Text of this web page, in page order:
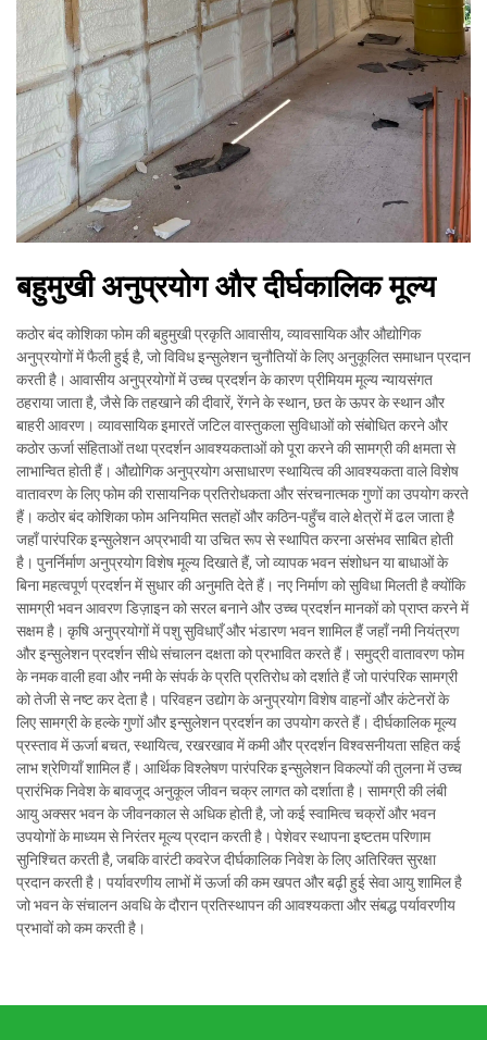
बहुमुखी अनुप्रयोग और दीर्घकालिक मूल्य
कठोर बंद कोशिका फोम की बहुमुखी प्रकृति आवासीय, व्यावसायिक और औद्योगिक
अनुप्रयोगों में फैली हुई है, जो विविध इन्सुलेशन चुनौतियों के लिए अनुकूलित समाधान प्रदान
करती है। आवासीय अनुप्रयोगों में उच्च प्रदर्शन के कारण प्रीमियम मूल्य न्यायसंगत
ठहराया जाता है, जैसे कि तहखाने की दीवारें, रेंगने के स्थान, छत के ऊपर के स्थान और
बाहरी आवरण। व्यावसायिक इमारतें जटिल वास्तुकला सुविधाओं को संबोधित करने और
कठोर ऊर्जा संहिताओं तथा प्रदर्शन आवश्यकताओं को पूरा करने की सामग्री की क्षमता से
लाभान्वित होती हैं। औद्योगिक अनुप्रयोग असाधारण स्थायित्व की आवश्यकता वाले विशेष
वातावरण के लिए फोम की रासायनिक प्रतिरोधकता और संरचनात्मक गुणों का उपयोग करते
हैं। कठोर बंद कोशिका फोम अनियमित सतहों और कठिन-पहुँच वाले क्षेत्रों में ढल जाता है
जहाँ पारंपरिक इन्सुलेशन अप्रभावी या उचित रूप से स्थापित करना असंभव साबित होती
है। पुनर्निर्माण अनुप्रयोग विशेष मूल्य दिखाते हैं, जो व्यापक भवन संशोधन या बाधाओं के
बिना महत्वपूर्ण प्रदर्शन में सुधार की अनुमति देते हैं। नए निर्माण को सुविधा मिलती है क्योंकि
सामग्री भवन आवरण डिज़ाइन को सरल बनाने और उच्च प्रदर्शन मानकों को प्राप्त करने में
सक्षम है। कृषि अनुप्रयोगों में पशु सुविधाएँ और भंडारण भवन शामिल हैं जहाँ नमी नियंत्रण
और इन्सुलेशन प्रदर्शन सीधे संचालन दक्षता को प्रभावित करते हैं। समुद्री वातावरण फोम
के नमक वाली हवा और नमी के संपर्क के प्रति प्रतिरोध को दर्शाते हैं जो पारंपरिक सामग्री
को तेजी से नष्ट कर देता है। परिवहन उद्योग के अनुप्रयोग विशेष वाहनों और कंटेनरों के
लिए सामग्री के हल्के गुणों और इन्सुलेशन प्रदर्शन का उपयोग करते हैं। दीर्घकालिक मूल्य
प्रस्ताव में ऊर्जा बचत, स्थायित्व, रखरखाव में कमी और प्रदर्शन विश्वसनीयता सहित कई
लाभ श्रेणियाँ शामिल हैं। आर्थिक विश्लेषण पारंपरिक इन्सुलेशन विकल्पों की तुलना में उच्च
प्रारंभिक निवेश के बावजूद अनुकूल जीवन चक्र लागत को दर्शाता है। सामग्री की लंबी
आयु अक्सर भवन के जीवनकाल से अधिक होती है, जो कई स्वामित्व चक्रों और भवन
उपयोगों के माध्यम से निरंतर मूल्य प्रदान करती है। पेशेवर स्थापना इष्टतम परिणाम
सुनिश्चित करती है, जबकि वारंटी कवरेज दीर्घकालिक निवेश के लिए अतिरिक्त सुरक्षा
प्रदान करती है। पर्यावरणीय लाभों में ऊर्जा की कम खपत और बढ़ी हुई सेवा आयु शामिल है
जो भवन के संचालन अवधि के दौरान प्रतिस्थापन की आवश्यकता और संबद्ध पर्यावरणीय
प्रभावों को कम करती है।